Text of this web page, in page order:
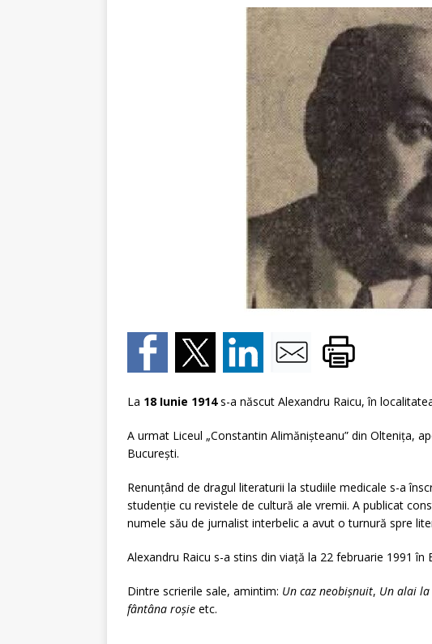
La 18 Iunie 1914s-a născut Alexandru Raicu, în
A urmat Liceul „Constantin Alimănișteanu” din Olteniţa,
Bucureşti.
Renunţând de dragul literaturii la studiile medicale s-a
studenţie cu revistele de cultură ale vremii. A publicat
numele său de jurnalist interbelic a avut o turnură spre
Alexandru Raicu s-a stins din viaţă la 22 februarie 1991 în
Dintre scrierile sale, amintim: Un caz neobişnuit, Un alai la
fântâna roşie etc.